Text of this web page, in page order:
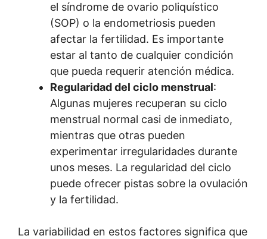
el síndrome de ovario poliquístico
(SOP) o la endometriosis pueden
afectar la fertilidad. Es importante
estar al tanto de cualquier condición
que pueda requerir atención médica.
Regularidad del ciclo menstrual:
Algunas mujeres recuperan su ciclo
menstrual normal casi de inmediato,
mientras que otras pueden
experimentar irregularidades durante
unos meses. La regularidad del ciclo
puede ofrecer pistas sobre la ovulación
y la fertilidad.
La variabilidad en estos factores significa que